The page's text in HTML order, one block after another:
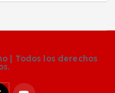
| Todos los derechos